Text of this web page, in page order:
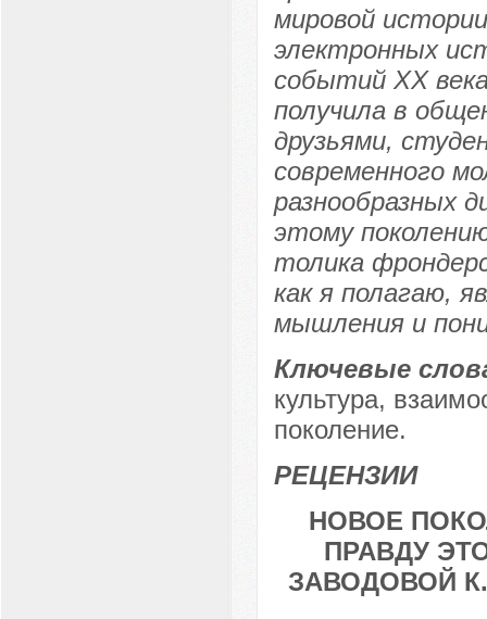
мировой
электронных
событий XX
получила в
друзьями,
современного
разнообразных
этому
толика
как я полагаю,
мышления и
Ключевые
культура,
поколение.
РЕЦЕНЗИИ
НОВОЕ
ПРАВДУ
ЗАВОДОВОЙ